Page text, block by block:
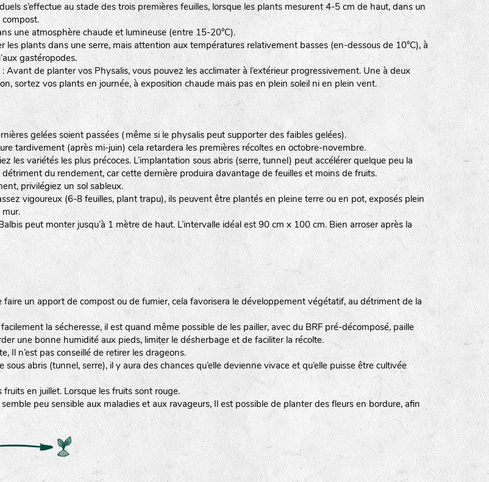
s’effectue au stade des trois premières feuilles, lorsque les plants mesurent 4-5 cm de haut, dans un
compost.
une atmosphère chaude et lumineuse (entre 15-20°C).
les plants dans une serre, mais attention aux températures relativement basses (en-dessous de 10°C), à
gastéropodes.
Avant de planter vos Physalis, vous pouvez les acclimater à l’extérieur progressivement. Une à deux
sortez vos plants en journée, à exposition chaude mais pas en plein soleil ni en plein vent.
gelées soient passées (même si le physalis peut supporter des faibles gelées).
tardivement (après mi-juin) cela retardera les premières récoltes en octobre-novembre.
les variétés les plus précoces. L’implantation sous abris (serre, tunnel) peut accélérer quelque peu la
du rendement, car cette dernière produira davantage de feuilles et moins de fruits.
privilégiez un sol sableux.
vigoureux (6-8 feuilles, plant trapu), ils peuvent être plantés en pleine terre ou en pot, exposés plein
peut monter jusqu’à 1 mètre de haut. L’intervalle idéal est 90 cm x 100 cm. Bien arroser après la
faire un apport de compost ou de fumier, cela favorisera le développement végétatif, au détriment de la
la sécheresse, il est quand même possible de les pailler, avec du BRF pré-décomposé, paille
une bonne humidité aux pieds, limiter le désherbage et de faciliter la récolte.
Il n’est pas conseillé de retirer les drageons.
sous abris (tunnel, serre), il y aura des chances qu’elle devienne vivace et qu’elle puisse être cultivée
fruits en juillet. Lorsque les fruits sont rouge.
peu sensible aux maladies et aux ravageurs, Il est possible de planter des fleurs en bordure, afin